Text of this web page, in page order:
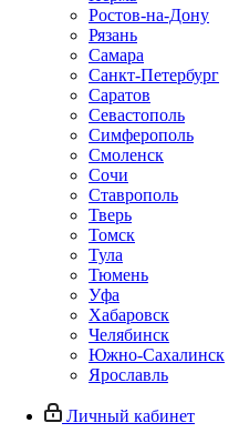
Ростов-на-Дону
Рязань
Самара
Санкт-Петербург
Саратов
Севастополь
Симферополь
Смоленск
Сочи
Ставрополь
Тверь
Томск
Тула
Тюмень
Уфа
Хабаровск
Челябинск
Южно-Сахалинск
Ярославль
Личный кабинет